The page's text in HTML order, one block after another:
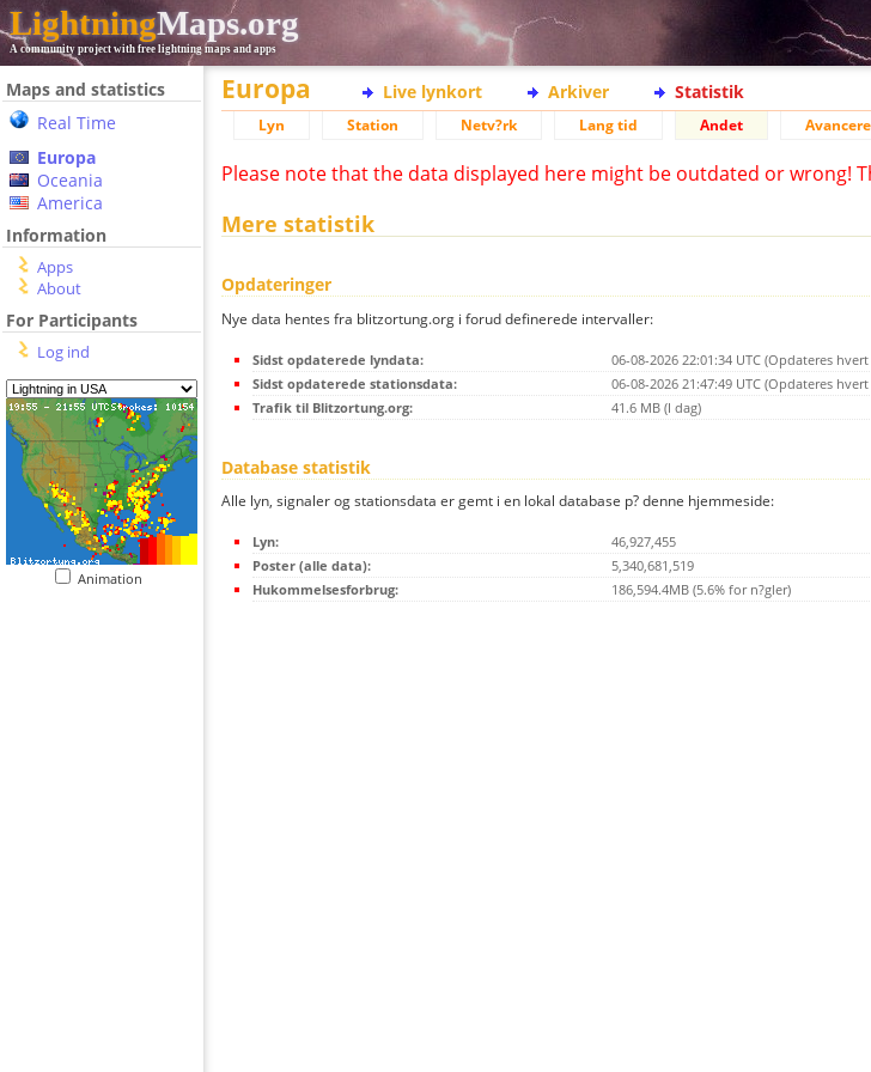
LightningMaps.org
A community project with free lightning maps and apps
Maps and statistics
Real Time
Europa
Oceania
America
Information
Apps
About
For Participants
Log ind
Animation
Europa Live lynkort Arkiver Statistik
Lyn Station Netv?rk Lang tid Andet
Please note that the data displayed here might be outdated or wrong!
Mere statistik
Opdateringer
Nye data hentes fra blitzortung.org i forud definerede intervaller:
Sidst opdaterede lyndata:
06-08-2026 22:01:34 UTC (Opdateres
Sidst opdaterede stationsdata:
06-08-2026 21:47:49 UTC (Opdateres
Trafik til Blitzortung.org:
41.6 MB (I dag)
Database statistik
Alle lyn, signaler og stationsdata er gemt i en lokal database p? denne hjemmeside:
Lyn:
46,927,455
Poster (alle data):
5,340,681,519
Hukommelsesforbrug:
186,594.4MB (5.6% for n?gler)